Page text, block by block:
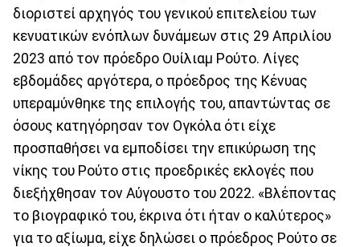
διοριστεί αρχηγός του γενικού επιτελείου των
κενυατικών ενόπλων δυνάμεων στις 29 Απριλίου
2023 από τον πρόεδρο Ουίλιαμ Ρούτο. Λίγες
εβδομάδες αργότερα, ο πρόεδρος της Κένυας
υπεραμύνθηκε της επιλογής του, απαντώντας σε
όσους κατηγόρησαν τον Ογκόλα ότι είχε
προσπαθήσει να εμποδίσει την επικύρωση της
νίκης του Ρούτο στις προεδρικές εκλογές που
διεξήχθησαν τον Αύγουστο του 2022. «Βλέποντας
το βιογραφικό του, έκρινα ότι ήταν ο καλύτερος»
για το αξίωμα, είχε δηλώσει ο πρόεδρος Ρούτο σε